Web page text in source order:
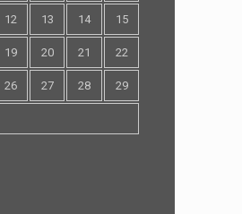
12 13 14 15
19 20 21 22
26 27 28 29